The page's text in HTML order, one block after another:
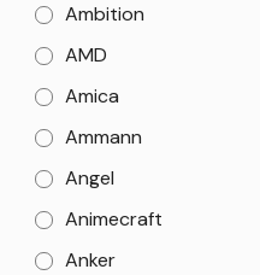
Ambition
AMD
Amica
Ammann
Angel
Animecraft
Anker